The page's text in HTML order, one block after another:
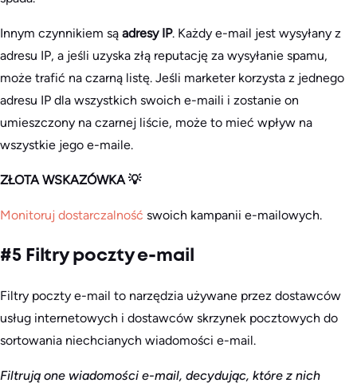
Innym czynnikiem są adresy IP. Każdy e-mail jest wysyłany z
adresu IP, a jeśli uzyska złą reputację za wysyłanie spamu,
może trafić na czarną listę. Jeśli marketer korzysta z jednego
adresu IP dla wszystkich swoich e-maili i zostanie on
umieszczony na czarnej liście, może to mieć wpływ na
wszystkie jego e-maile.
ZŁOTA WSKAZÓWKA 💡
Monitoruj dostarczalność swoich kampanii e-mailowych.
#5 Filtry poczty e-mail
Filtry poczty e-mail to narzędzia używane przez dostawców
usług internetowych i dostawców skrzynek pocztowych do
sortowania niechcianych wiadomości e-mail.
Filtrują one wiadomości e-mail, decydując, które z nich